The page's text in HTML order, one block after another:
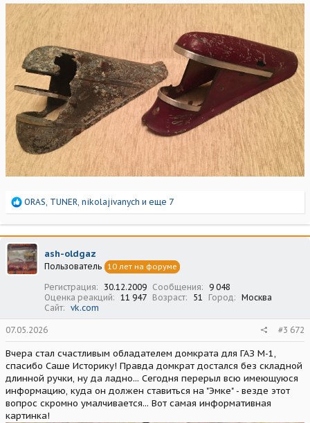
Р
а
к
ц
и
и
ORAS, TUNER, nikolajivanych и еще 7
ash-oldgaz
Пользователь 10 лет на форуме
Регистрация 30.12.2009 Сообщения
9 048
Оценка реакций
11 947 Возраст 51 Город
Москва
Сайт
vk.com
07.05.2026 #3 672
Вчера стал счастливым обладателем домкрата для ГАЗ М-1,
спасибо Саше Историку! Правда домкрат достался без складной
длинной ручки, ну да ладно... Сегодня перерыл всю имеющуюся
информацию, куда он должен ставиться на "Эмке" - везде этот
вопрос скромно умалчивается... Вот самая информативная
картинка!